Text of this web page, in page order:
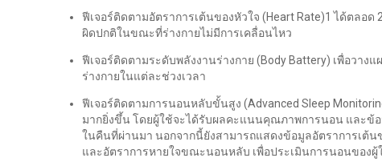
ฟีเจอร์ติดตามอัตราการเต้นของหัวใจ (Heart Rate)1 ได้ตลอ
ผิดปกติในขณะที่ร่างกายไม่มีการเคลื่อนไหว
ฟีเจอร์ติดตามระดับพลังงานร่างกาย (Body Battery) เพื่อวา
ร่างกายในแต่ละช่วงเวลา
ฟีเจอร์ติดตามการนอนหลับขั้นสูง (Advanced Sleep
มากยิ่งขึ้น โดยผู้ใช้จะได้รับผลคะแนนคุณภาพการนอน และข้
ในคืนที่ผ่านมา นอกจากนี้ยังสามารถแสดงข้อมูลอัตราการเต้น
และอัตราการหายใจขณะนอนหลับ เพื่อประเมินการนอนของ